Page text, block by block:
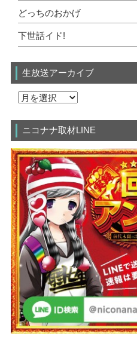
どっちのおかげ
下世話イド!
生放送アーカイブ
ニコナナ取材LINE